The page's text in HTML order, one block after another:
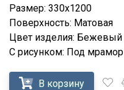
Размер: 330x1200
Поверхность: Матовая
Цвет изделия: Бежевый
С рисунком: Под мрамор
В корзину